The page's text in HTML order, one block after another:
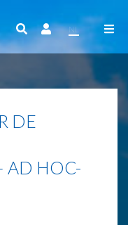
NL
DE
AD HOC-